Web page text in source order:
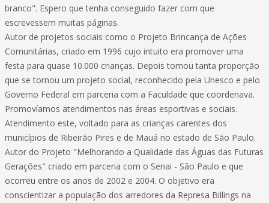
branco". Espero que tenha conseguido fazer com que
escrevessem muitas páginas.
Autor de projetos sociais como o Projeto Brincança de Ações
Comunitárias, criado em 1996 cujo intuito era promover uma
festa para quase 10.000 crianças. Depois tomou tanta proporção
que se tornou um projeto social, reconhecido pela Unesco e pelo
Governo Federal em parceria com a Faculdade que coordenava.
Promovíamos atendimentos nas áreas esportivas e sociais.
Atendimento este, voltado para as crianças carentes dos
municípios de Ribeirão Pires e de Mauá no estado de São Paulo.
Autor do Projeto "Melhorando a Qualidade das Águas das Futuras
Gerações" criado em parceria com o Senai - São Paulo e que
ocorreu entre os anos de 2002 e 2004. O objetivo era
conscientizar a população dos arredores da Represa Billings na